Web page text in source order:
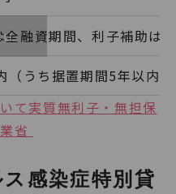
全融資期間、利子補助は
（うち据置期間5年以内）
て実質無利子・無担保
省
感染症特別貸